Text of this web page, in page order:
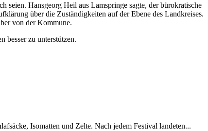
seien. Hansgeorg Heil aus Lamspringe sagte, der bürokratische
über die Zuständigkeiten auf der Ebene des Landkreises.
von der Kommune.
besser zu unterstützen.
Isomatten und Zelte. Nach jedem Festival landeten...